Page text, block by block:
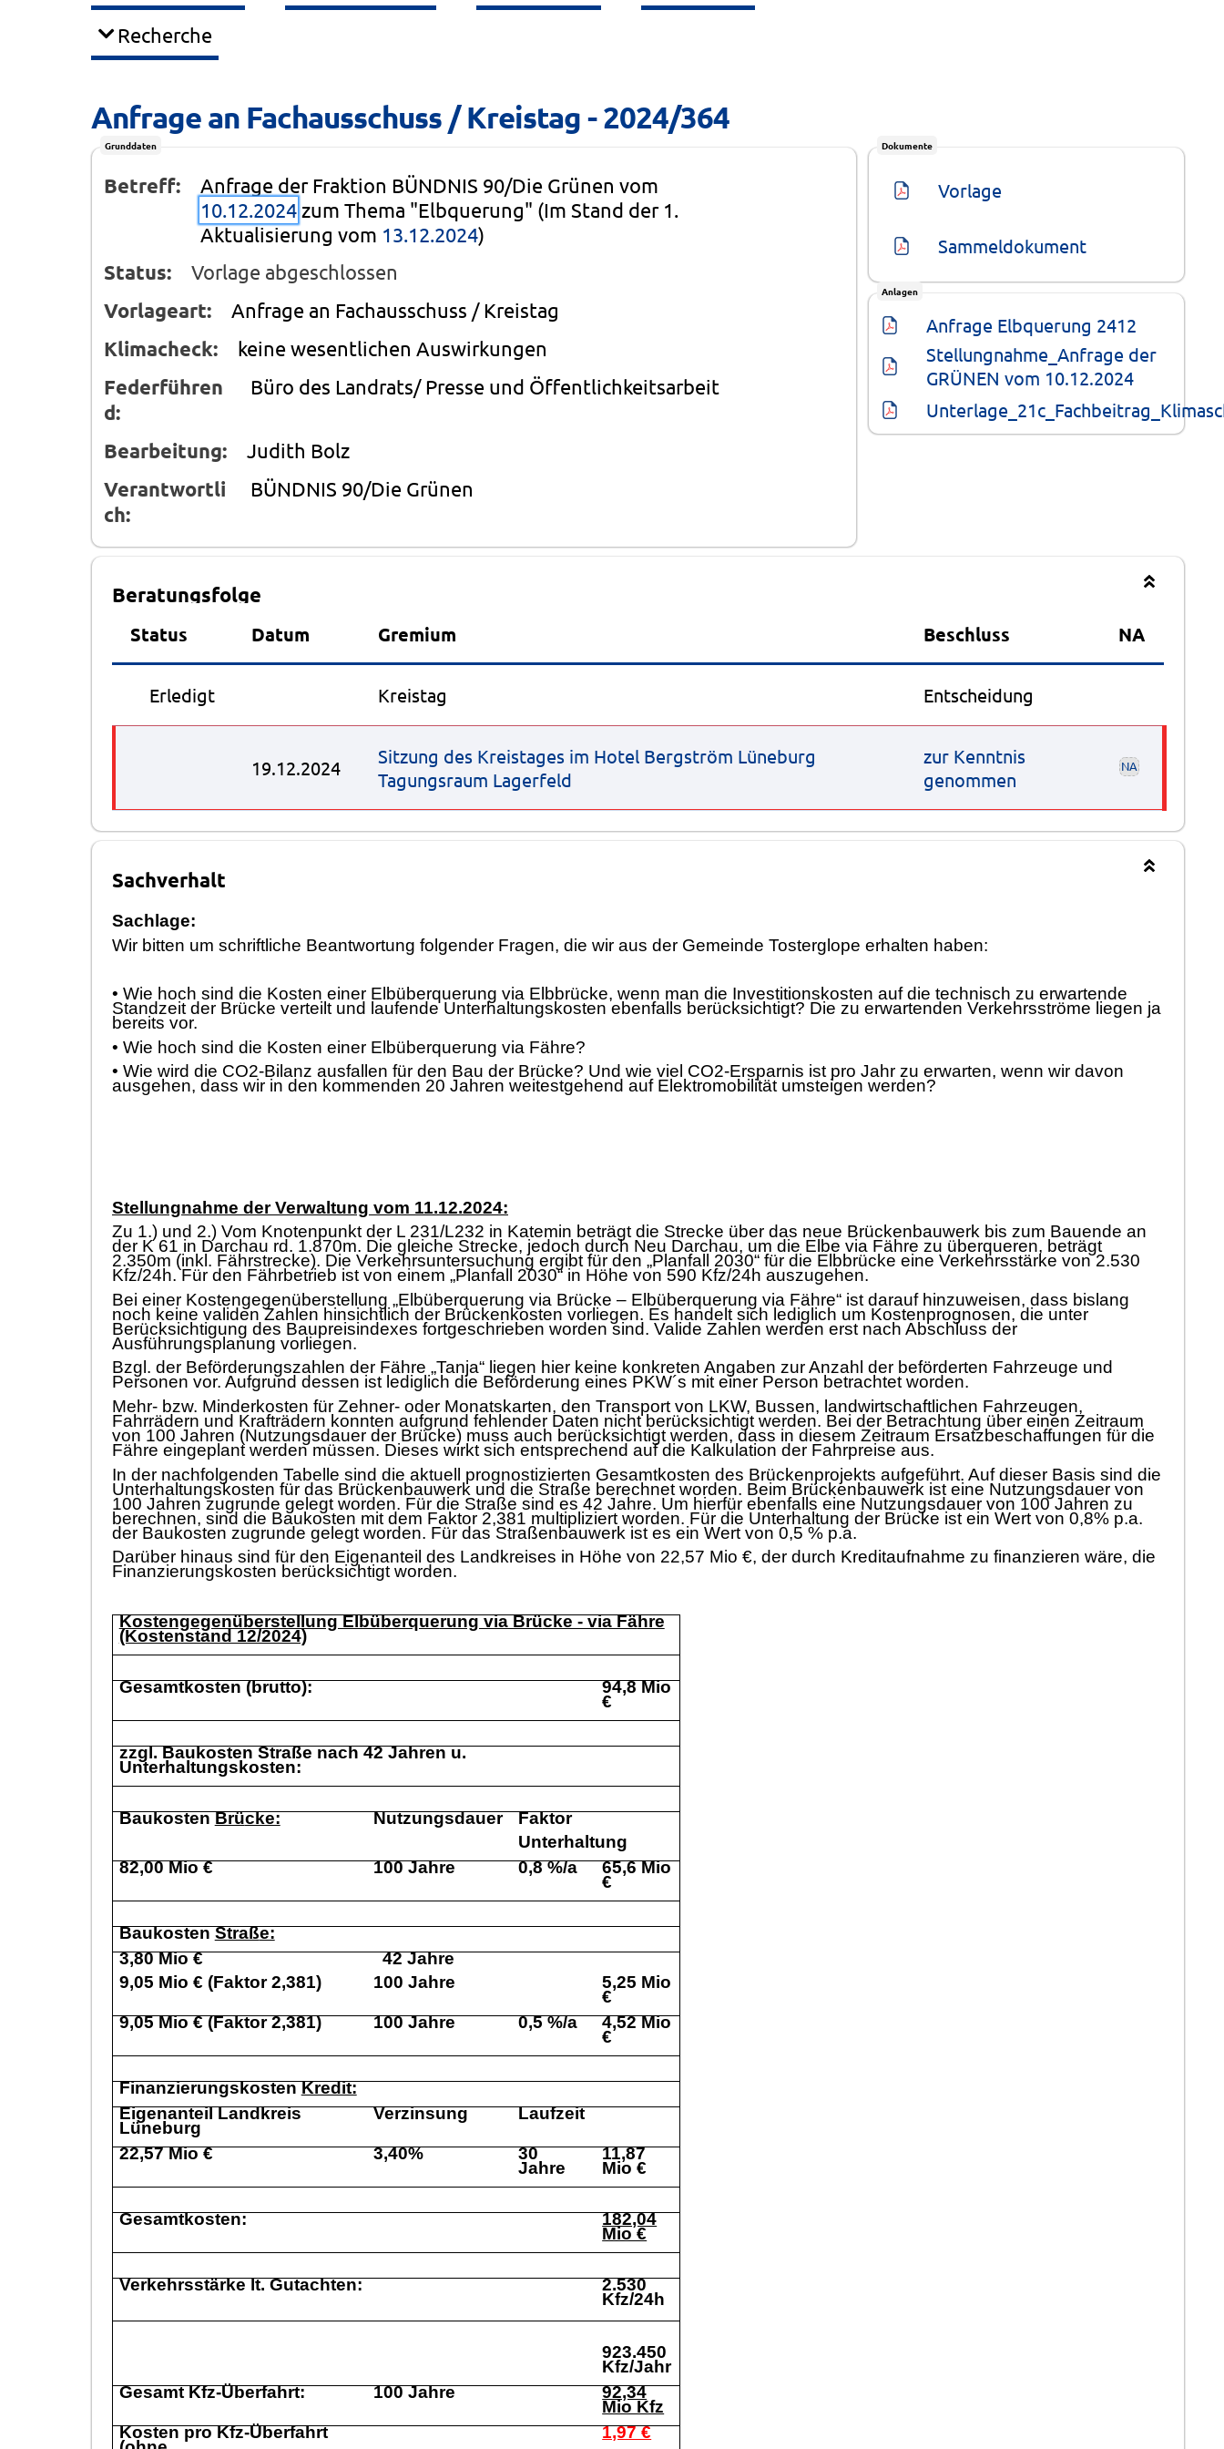
Recherche
Anfrage an Fachausschuss / Kreistag - 2024/364
Grunddaten
Betreff:
Anfrage der Fraktion BÜNDNIS 90/Die Grünen vom
10.12.2024 zum Thema "Elbquerung" (Im Stand der 1.
Aktualisierung vom 13.12.2024)
Status: Vorlage abgeschlossen
Vorlageart: Anfrage an Fachausschuss / Kreistag
Klimacheck: keine wesentlichen Auswirkungen
Federführen
d:
Büro des Landrats/ Presse und Öffentlichkeitsarbeit
Bearbeitung: Judith Bolz
Verantwortli
ch:
BÜNDNIS 90/Die Grünen
Dokumente
Vorlage
Sammeldokument
Anlagen
Anfrage Elbquerung 2412
Stellungnahme_Anfrage der
GRÜNEN vom 10.12.2024
Beratungsfolge
Status Datum Gremium Beschluss NA
Erledigt Kreistag Entscheidung
19.12.2024
Sitzung des Kreistages im Hotel Bergström Lüneburg
Tagungsraum Lagerfeld
zur Kenntnis
genommen
NA
Sachverhalt
Sachlage:
Wir bitten um schriftliche Beantwortung folgender Fragen, die wir aus der Gemeinde Tosterglope erhalten haben:
• Wie hoch sind die Kosten einer Elbüberquerung via Elbbrücke, wenn man die Investitionskosten auf die technisch zu erwartende
Standzeit der Brücke verteilt und laufende Unterhaltungskosten ebenfalls berücksichtigt? Die zu erwartenden Verkehrsströme liegen ja
bereits vor.
• Wie hoch sind die Kosten einer Elbüberquerung via Fähre?
• Wie wird die CO2-Bilanz ausfallen für den Bau der Brücke? Und wie viel CO2-Ersparnis ist pro Jahr zu erwarten, wenn wir davon
ausgehen, dass wir in den kommenden 20 Jahren weitestgehend auf Elektromobilität umsteigen werden?
Stellungnahme der Verwaltung vom 11.12.2024:
Zu 1.) und 2.) Vom Knotenpunkt der L 231/L232 in Katemin beträgt die Strecke über das neue Brückenbauwerk bis zum Bauende an
der K 61 in Darchau rd. 1.870m. Die gleiche Strecke, jedoch durch Neu Darchau, um die Elbe via Fähre zu überqueren, beträgt
2.350m (inkl. Fährstrecke). Die Verkehrsuntersuchung ergibt für den „Planfall 2030“ für die Elbbrücke eine Verkehrsstärke von 2.530
Kfz/24h. Für den Fährbetrieb ist von einem „Planfal l 2030“ in Höhe von 590 Kfz/24h auszugehen.
Bei einer Kostengegenüberstellung „Elbüberquerung via Brücke – Elbüberquerung via Fähre“ ist darauf hinzuweisen, dass bislang
noch keine validen Zahlen hinsichtlich der Brückenkosten vorliegen. Es handelt sich lediglich um Kostenprognosen, die unter
Berücksichtigung des Baupreisindexes fortgeschrieben worden sind. Valide Zahlen werden erst nach Abschluss der
Ausführungsplanung vorliegen.
Bzgl. der Beförderungszahlen der Fähre „Tanja“ liegen hier keine konkreten Angaben zur Anzahl der beförderten Fahrzeuge und
Personen vor. Aufgrund dessen ist ledigl ich die Beförderung eines PKW´s mit einer Person betrachtet worden.
Mehr- bzw. Minderkosten für Zehner- oder Monatskarten, den Transport von LKW, Bussen, landwirtschaftlichen Fahrzeugen,
Fahrrädern und Krafträdern konnten aufgrund fehlender Daten nicht berücksichtigt werden. Bei der Betrachtung über einen Zeitraum
von 100 Jahren (Nutzungsdauer der Brücke) muss auch berücksichtigt werden, dass in diesem Zeitraum Ersatzbeschaffungen für die
Fähre eingeplant werden müssen. Dieses wirkt sich entsprechend aufdie Kalkulation der Fahrpreise aus.
In der nachfolgenden Tabelle sind die aktuell prognostizierten Gesamtkosten des Brückenprojekts aufgeführt. Auf dieser Basis sind die
Unterhaltungskosten für das Brückenbauwerk und die Straße berechnet worden. Beim Brückenbauwerk ist eine Nutzungsdauer von
100 Jahren zugrunde gelegt worden. Für die Straße sind es 42 Jahre. Um hierfür ebenfalls eine Nutzungsdauer von 100 Jahren zu
berechnen, sind die Baukosten mit dem Faktor 2,381 multipliziert worden. Für die Unterhaltung der Brücke ist ein Wert von 0,8% p.a.
der Baukosten zugrunde gelegt worden. Für das Straßenbauwerk ist es ein Wert von 0,5 % p.a.
Darüber hinaus sind für den Eigenanteil des Landkreises in Höhe von 22,57 Mio €, der durch Kreditaufnahme zu finanzieren wäre, die
Finanzierungskosten berücksichtigt worden.
Kostengegenüberstellung Elbüberquerung via Brücke - via Fähre
(Kostenstand 12/2024)
Gesamtkosten (brutto): 94,8 Mio
€
zzgl. Baukosten Straße nach 42 Jahren u.
Unterhaltungskosten:
BaukostenBrücke: Nutzungsdauer
Faktor
Unterhaltung
82,00 Mio €
100 Jahre 0,8 %/a 65,6 Mio
€
BaukostenStraße:
3,80 Mio €
9,05 Mio € (Faktor 2,381)
42 Jahre
100 Jahre
5,25 Mio
€
9,05 Mio €(Faktor 2,381) 100 Jahre 0,5 %/a 4,52 Mio
€
FinanzierungskostenKredit:
Eigenanteil Landkreis
Lüneburg
Verzinsung Laufzeit
22,57 Mio € 3,40% 30
Jahre
11,87
Mio €
Gesamtkosten: 182,04
Mio €
Verkehrsstärke lt. Gutachten: 2.530
Kfz/24h
923.450
Kfz/Jahr
Gesamt Kfz-Überfahrt: 100 Jahre 92,34
Mio Kfz
Kosten pro Kfz-Überfahrt 1,97 €